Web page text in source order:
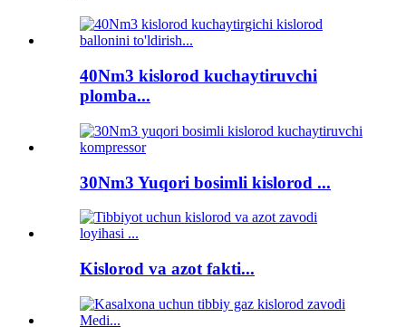
40Nm3 kislorod kuchaytiruvchi
plomba...
30Nm3 Yuqori bosimli kislorod ...
Kislorod va azot fakti...